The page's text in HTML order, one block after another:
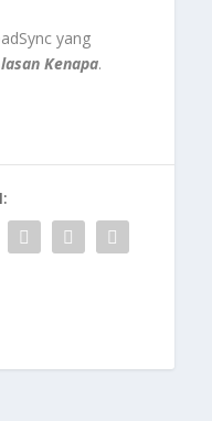
yang
Kenapa.